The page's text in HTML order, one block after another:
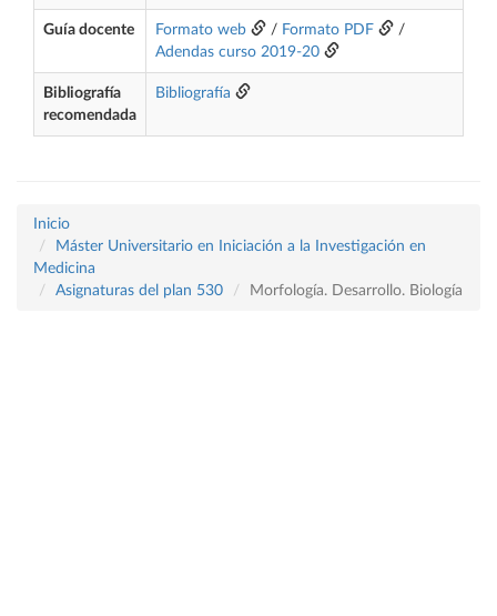
Guía docente Formato web / Formato PDF
/
Adendas curso 2019-20
Bibliografía
recomendada
Bibliografía
Inicio
Máster Universitario en Iniciación a la Investigación en
Medicina
Asignaturas del plan 530
Morfología. Desarrollo. Biología